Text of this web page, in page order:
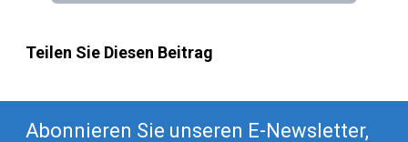
Teilen Sie Diesen Beitrag
Abonnieren Sie unseren E-Newsletter,